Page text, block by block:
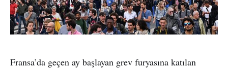
Fransa’da geçen ay başlayan grev furyasına katılan